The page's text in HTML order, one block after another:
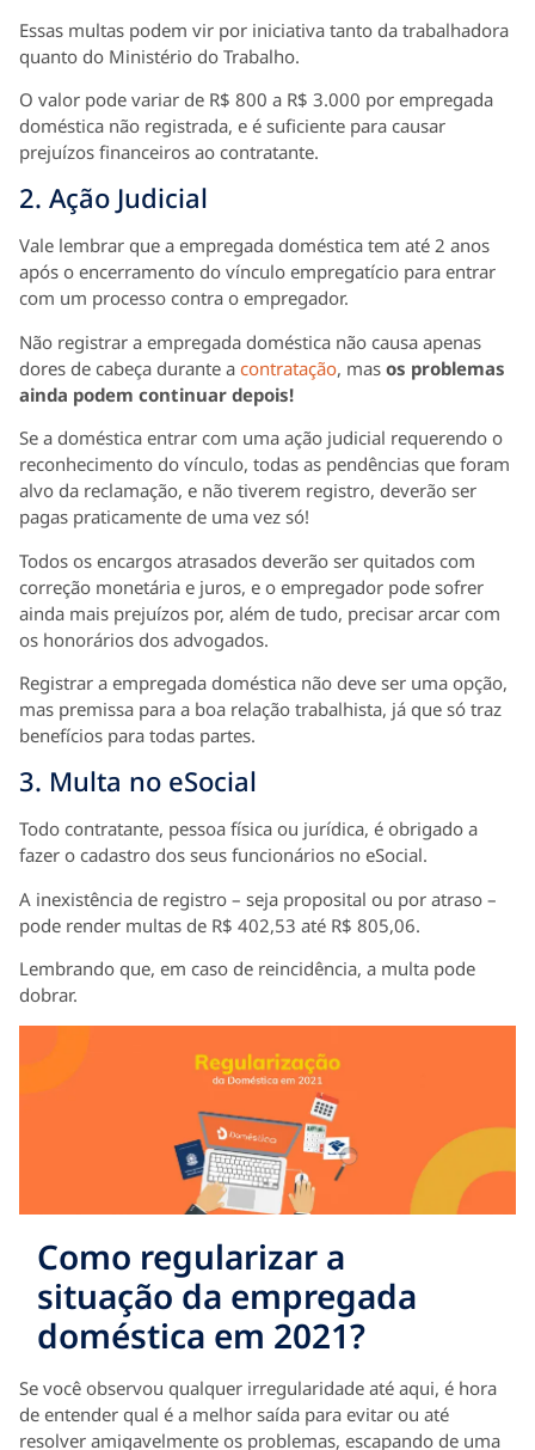
Essas multas podem vir por iniciativa tanto da trabalhadora
quanto do Ministério do Trabalho.
O valor pode variar de R$ 800 a R$ 3.000 por empregada
doméstica não registrada, e é suficiente para causar
prejuízos financeiros ao contratante.
2. Ação Judicial
Vale lembrar que a empregada doméstica tem até 2 anos
após o encerramento do vínculo empregatício para entrar
com um processo contra o empregador.
Não registrar a empregada doméstica não causa apenas
dores de cabeça durante a contratação, mas os problemas
ainda podem continuar depois!
Se a doméstica entrar com uma ação judicial requerendo o
reconhecimento do vínculo, todas as pendências que foram
alvo da reclamação, e não tiverem registro, deverão ser
pagas praticamente de uma vez só!
Todos os encargos atrasados deverão ser quitados com
correção monetária e juros, e o empregador pode sofrer
ainda mais prejuízos por, além de tudo, precisar arcar com
os honorários dos advogados.
Registrar a empregada doméstica não deve ser uma opção,
mas premissa para a boa relação trabalhista, já que só traz
benefícios para todas partes.
3. Multa no eSocial
Todo contratante, pessoa física ou jurídica, é obrigado a
fazer o cadastro dos seus funcionários no eSocial.
A inexistência de registro – seja proposital ou por atraso –
pode render multas de R$ 402,53 até R$ 805,06.
Lembrando que, em caso de reincidência, a multa pode
dobrar.
Como regularizar a
situação da empregada
doméstica em 2021?
Se você observou qualquer irregularidade até aqui, é hora
de entender qual é a melhor saída para evitar ou até
resolver amigavelmente os problemas, escapando de uma